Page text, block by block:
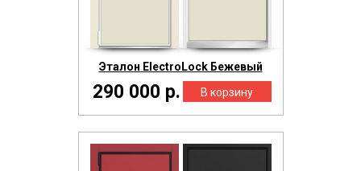
Эталон ElectroLock Бежевый
290 000 р.